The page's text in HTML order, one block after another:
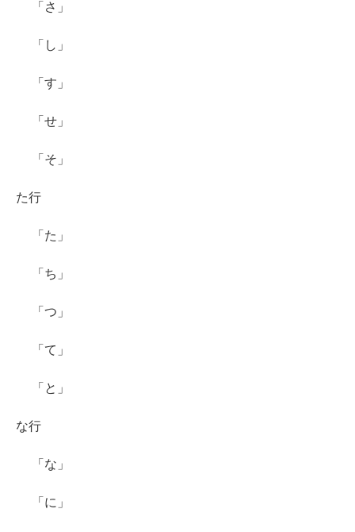
「さ」
「し」
「す」
「せ」
「そ」
た行
「た」
「ち」
「つ」
「て」
「と」
な行
「な」
「に」